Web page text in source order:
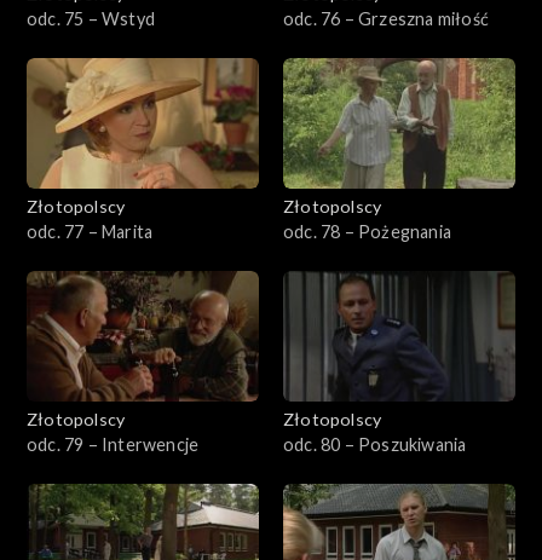
odc. 75 – Wstyd
odc. 76 – Grzeszna miłość
Złotopolscy
odc. 77 – Marita
Złotopolscy
odc. 78 – Pożegnania
Złotopolscy
odc. 79 – Interwencje
Złotopolscy
odc. 80 – Poszukiwania